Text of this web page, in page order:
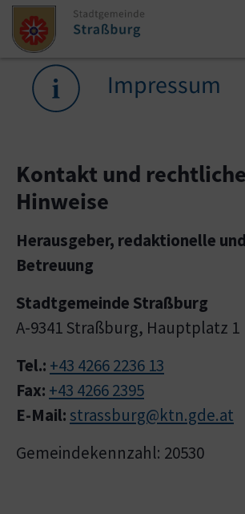
Zum Inhalt springen
Zum Seitenende springen
Sie sind hier: Impressum
Kontakt und rechtliche
Hinweise
Herausgeber, redaktionelle
Betreuung
Stadtgemeinde Straßburg
A-9341 Straßburg, Hauptplatz 1
Tel.: +43 4266 2236 13
Fax: +43 4266 2395
E-Mail: strassburg@ktn.gde.at
Gemeindekennzahl: 20530